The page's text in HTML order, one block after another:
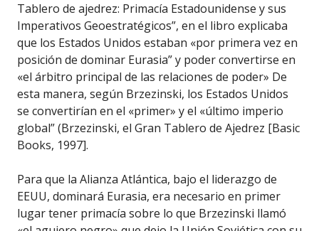
Tablero de ajedrez: Primacía Estadounidense y sus
Imperativos Geoestratégicos”, en el libro explicaba
que los Estados Unidos estaban «por primera vez en
posición de dominar Eurasia” y poder convertirse en
«el árbitro principal de las relaciones de poder» De
esta manera, según Brzezinski, los Estados Unidos
se convertirían en el «primer» y el «último imperio
global” (Brzezinski, el Gran Tablero de Ajedrez [Basic
Books, 1997].
Para que la Alianza Atlántica, bajo el liderazgo de
EEUU, dominará Eurasia, era necesario en primer
lugar tener primacía sobre lo que Brzezinski llamó